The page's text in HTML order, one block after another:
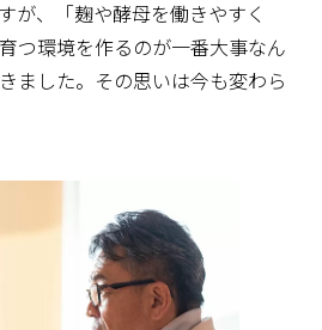
が、「麹や酵母を働きやすく
つ環境を作るのが一番大事なん
ました。その思いは今も変わら